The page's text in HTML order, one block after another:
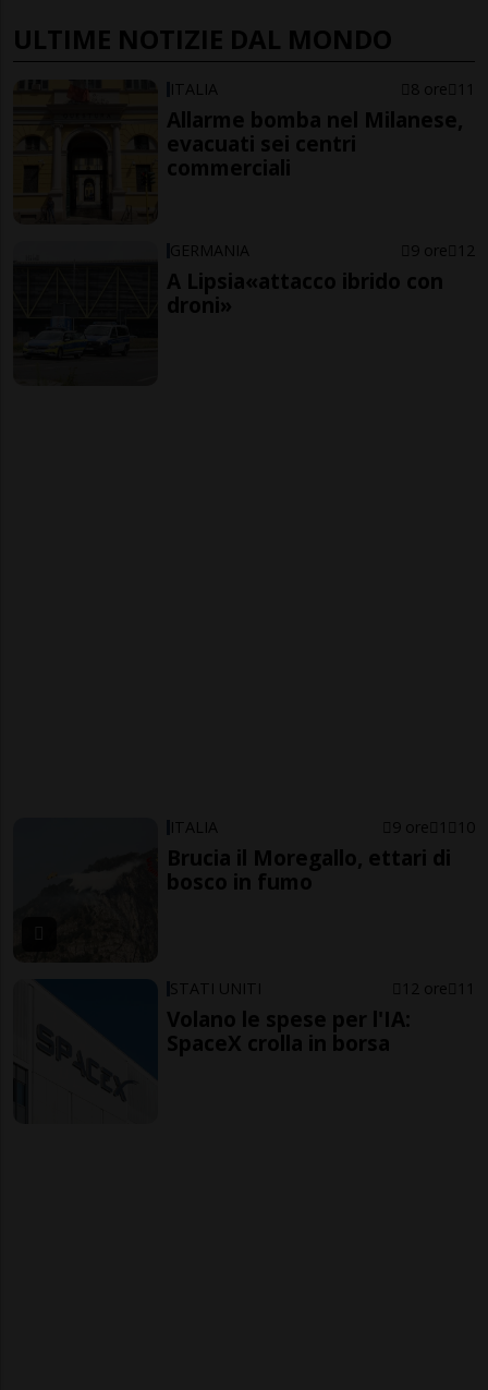
ULTIME NOTIZIE DAL MONDO
ITALIA 8 ore 11
Allarme bomba nel Milanese,
evacuati sei centri
commerciali
GERMANIA 9 ore 12
A Lipsia«attacco ibrido con
droni»
ITALIA 9 ore 1 10
Brucia il Moregallo, ettari di
bosco in fumo
STATI UNITI 12 ore 11
Volano le spese per l'IA:
SpaceX crolla in borsa